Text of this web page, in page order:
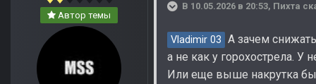
Автор темы
В 10.05.2026 в 20:53, Пихта
Vladimir 03 А зачем
а не как у горохострела.
Или еще выше накрутка